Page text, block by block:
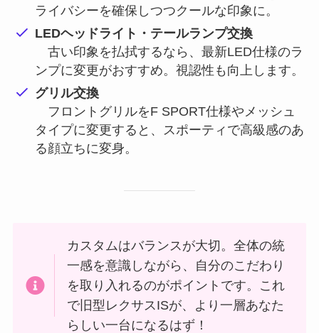
ライバシーを確保しつつクールな印象に。
LEDヘッドライト・テールランプ交換
古い印象を払拭するなら、最新LED仕様のラ
ンプに変更がおすすめ。視認性も向上します。
グリル交換
フロントグリルをF SPORT仕様やメッシュ
タイプに変更すると、スポーティで高級感のあ
る顔立ちに変身。
カスタムはバランスが大切。全体の統
一感を意識しながら、自分のこだわり
を取り入れるのがポイントです。これ
で旧型レクサスISが、より一層あなた
らしい一台になるはず！